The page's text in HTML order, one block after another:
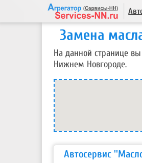
Замена
На данной странице
Нижнем Новгороде.
Автосервис